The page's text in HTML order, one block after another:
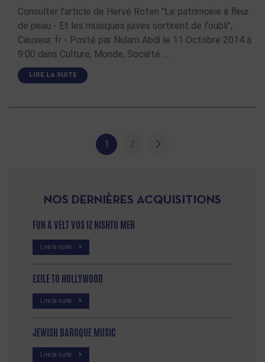
Consulter l'article de Hervé Roten "Le patrimoine à fleur
de peau - Et les musiques juives sortirent de l'oubli",
Causeur. fr - Posté par Nidam Abdi le 11 Octobre 2014 à
9:00 dans Culture, Monde, Société …
LIRE LA SUITE
1 2
NOS DERNIÈRES ACQUISITIONS
FUN A VELT VOS IZ NISHTO MER
Lire la suite
EXILE TO HOLLYWOOD
Lire la suite
JEWISH BAROQUE MUSIC
Lire la suite